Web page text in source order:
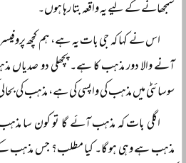
سمجھانے کے لیے یہ واقعہ بتا رہا ہوں۔
اس نے کہا کہ جی بات یہ ہے، ہم کچھ
آنے والا دور مذہب کا ہے۔ پچھلی دو
سوسائٹی میں مذہب کی واپسی کی ہے، مذہب کی
اگلی بات کہ مذہب آئے گا تو کون سا
مذہب ہے وہی ہو گا۔ کیا مطلب؟ جس مذہب کے